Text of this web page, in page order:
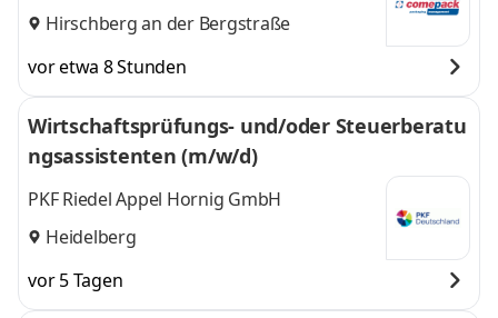
Hirschberg an der Bergstraße
vor etwa 8 Stunden
Wirtschaftsprüfungs- und/oder Steuerberatu
ngsassistenten (m/w/d)
PKF Riedel Appel Hornig GmbH
Heidelberg
vor 5 Tagen